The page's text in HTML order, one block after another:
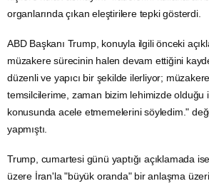
organlarında çıkan eleştirilere tepki gösterdi.
ABD Başkanı Trump, konuyla ilgili önceki
müzakere sürecinin halen devam ettiğini
düzenli ve yapıcı bir şekilde ilerliyor;
temsilcilerime, zaman bizim lehimizde olduğu
konusunda acele etmemelerini söyledim."
yapmıştı.
Trump, cumartesi günü yaptığı açıklamada
üzere İran'la "büyük oranda" bir anlaşma